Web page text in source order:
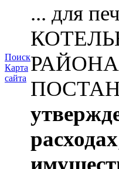
Поиск
Карта
сайта
... для
РАЙОНА
расходах